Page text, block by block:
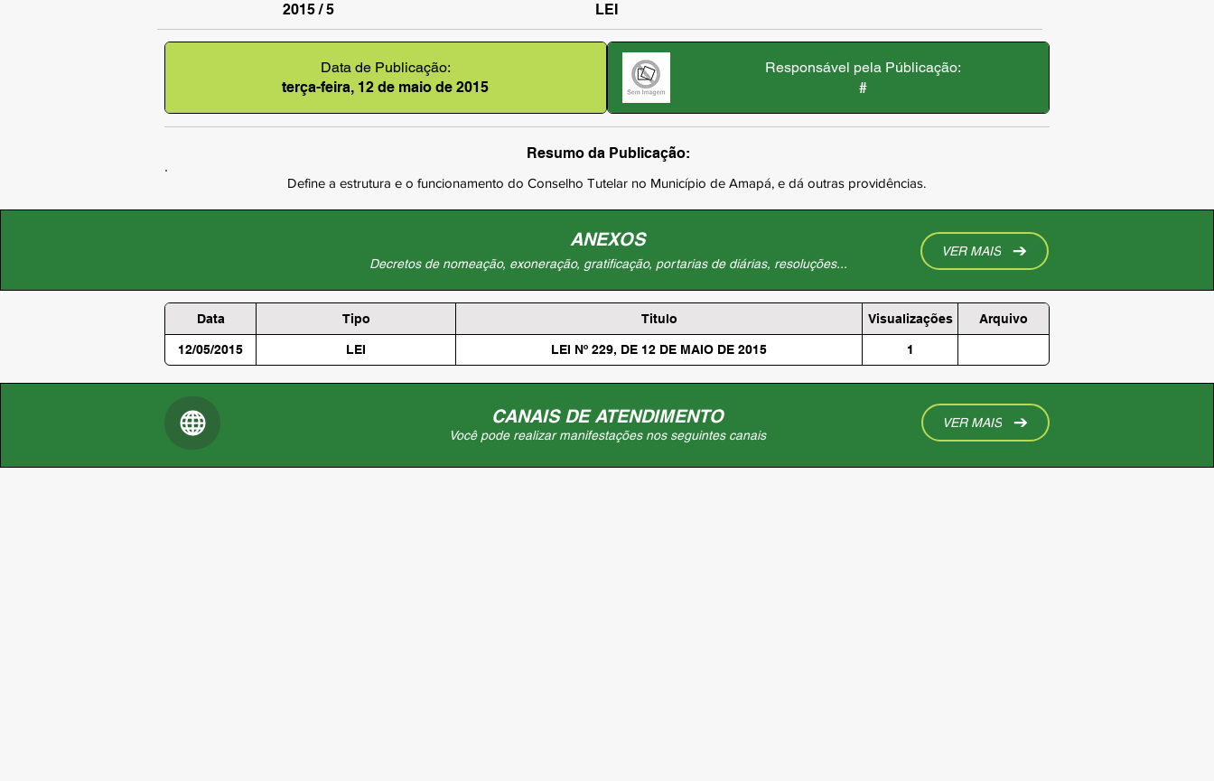
2015 / 5
LEI
Data de Publicação:
terça-feira, 12 de maio de 2015
Responsável pela Públicação:
#
Resumo da Publicação:
Define a estrutura e o funcionamento do Conselho Tutelar no Município de Amapá, e dá outras providências.
ANEXOS
Decretos de nomeação, exoneração, gratificação, portarias de diárias, resoluções...
VER MAIS
Data Tipo Titulo Visualizações Arquivo
12/05/2015 LEI LEI Nº 229, DE 12 DE MAIO DE 2015 1
CANAIS DE ATENDIMENTO
Você pode realizar manifestações nos seguintes canais
VER MAIS